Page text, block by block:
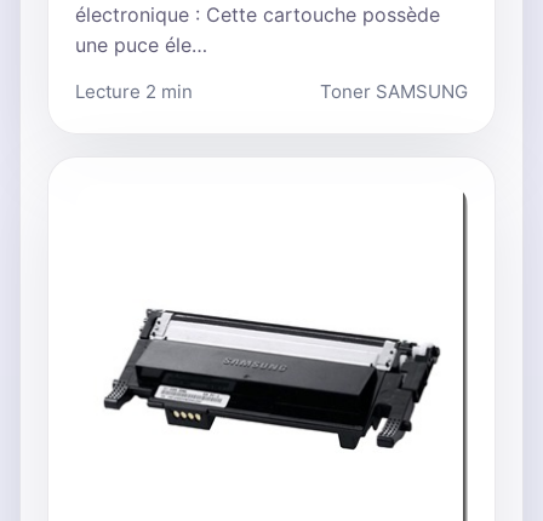
électronique : Cette cartouche possède
une puce éle…
Lecture 2 min Toner SAMSUNG